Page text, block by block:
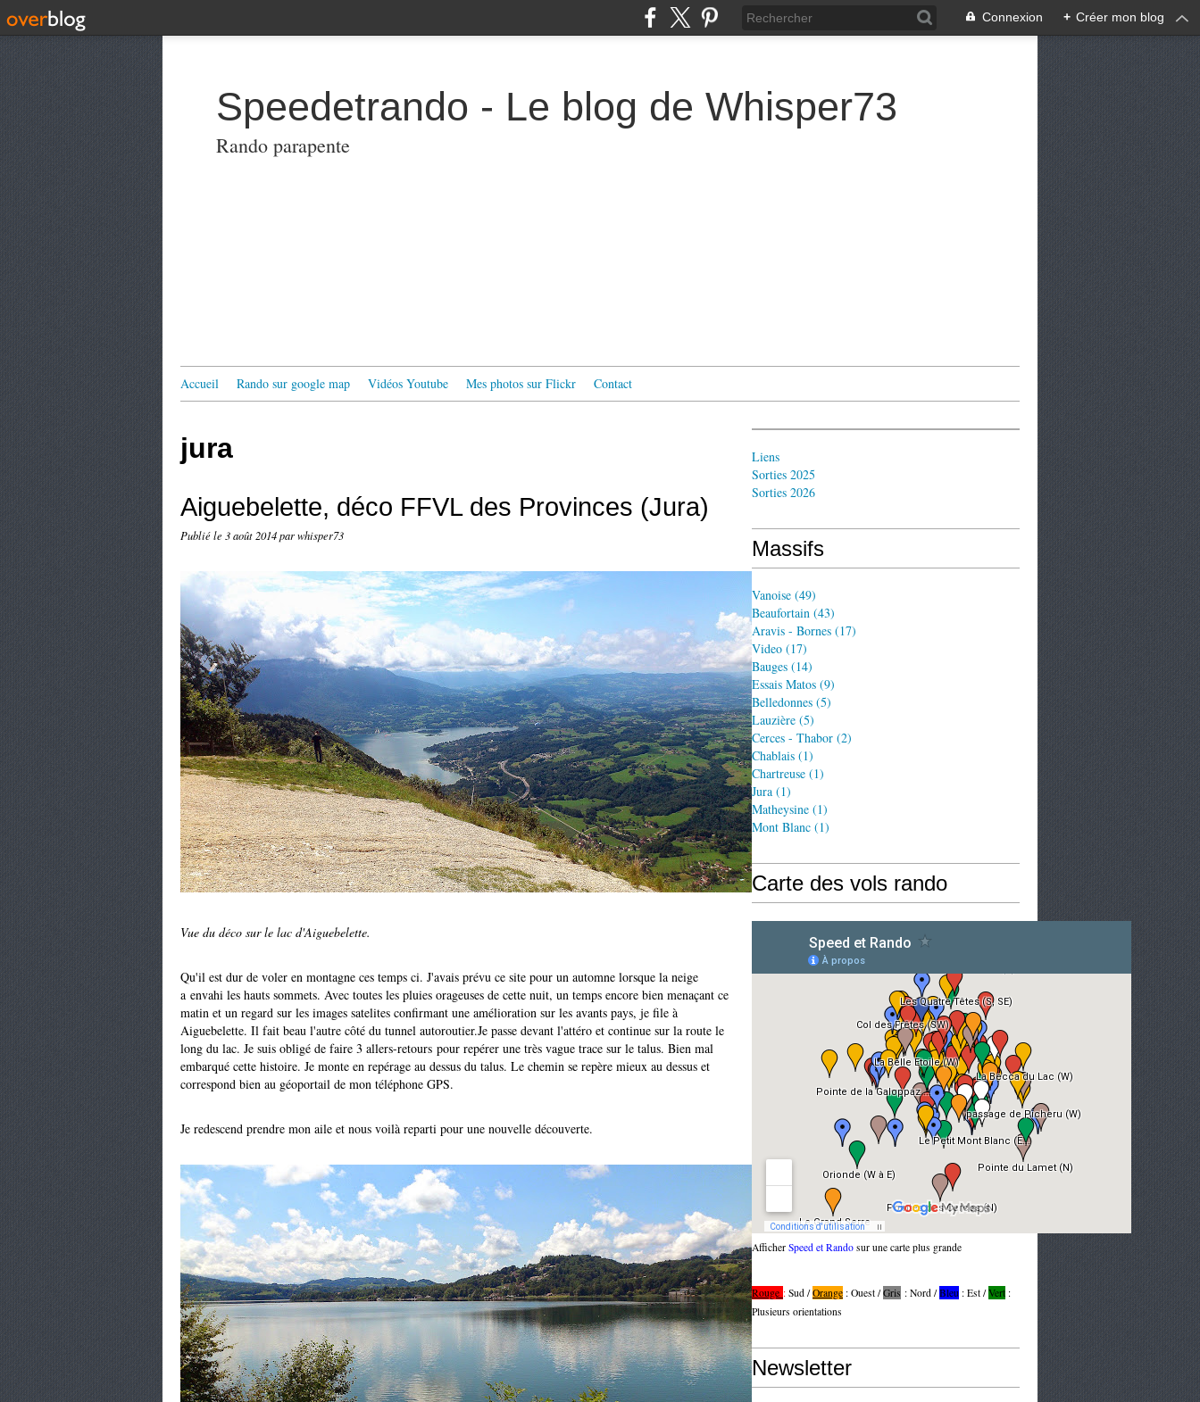
Connexion + Créer mon blog
Speedetrando - Le blog de Whisper73
Rando parapente
Accueil Rando sur google map Vidéos Youtube Mes photos sur Flickr Contact
jura
Aiguebelette, déco FFVL des Provinces (Jura)
Publié le 3 août 2014par whisper73
Vue du déco sur le lac d'Aiguebelette.
Qu'il est dur de voler en montagne ces temps ci. J'avais prévu ce site pour un automne lorsque la neige
a envahi les hauts sommets. Avec toutes les pluies orageuses de cette nuit, un temps encore bien menaçant ce
matin et un regard sur les images satelites confirmant une amélioration sur les avants pays, je file à
Aiguebelette. Il fait beau l'autre côté du tunnel autoroutier.Je passe devant l'attéro et continue sur la route le
long du lac. Je suis obligé de faire 3 allers-retours pour repérer une très vague trace sur le talus. Bien mal
embarqué cette histoire. Je monte en repérage au dessus du talus. Le chemin se repère mieux au dessus et
correspond bien au géoportail de mon téléphone GPS.
Je redescend prendre mon aile et nous voilà reparti pour une nouvelle découverte.
Liens
Sorties 2025
Sorties 2026
Massifs
Vanoise (49)
Beaufortain (43)
Aravis - Bornes (17)
Video (17)
Bauges (14)
Essais Matos (9)
Belledonnes (5)
Lauzière (5)
Cerces - Thabor (2)
Chablais (1)
Chartreuse (1)
Jura (1)
Matheysine (1)
Mont Blanc (1)
Carte des vols rando
Afficher Speed et Rando sur une carte plus grande
Rouge : Sud /Orange : Ouest /Gris : Nord /Bleu : Est /Vert :
Plusieurs orientations
Newsletter